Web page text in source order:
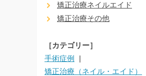
矯正治療ネイルエイド
矯正治療その他
［カテゴリー］
手術症例
矯正治療（ネイル・エイド）